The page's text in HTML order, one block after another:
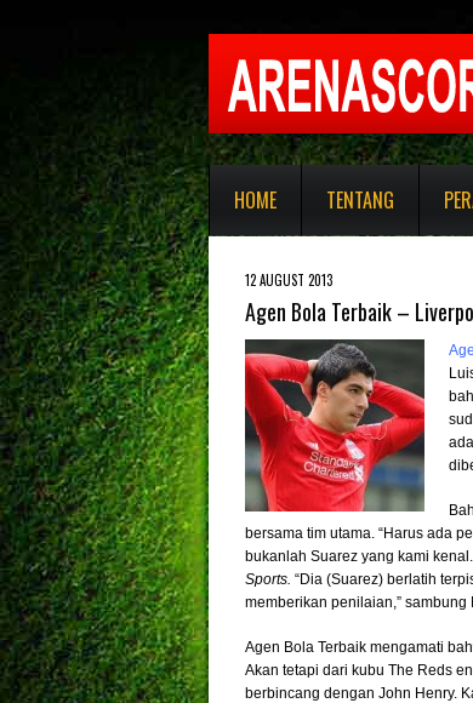
HOME TENTANG
12 AUGUST 2013
Agen Bola Terbaik –
bersama tim utama. “Harus ada
bukanlah Suarez yang kami
Sports. “Dia (Suarez) berlatih
memberikan penilaian,” sambung
Agen Bola Terbaik mengamati
Akan tetapi dari kubu The Reds
berbincang dengan John Henry.